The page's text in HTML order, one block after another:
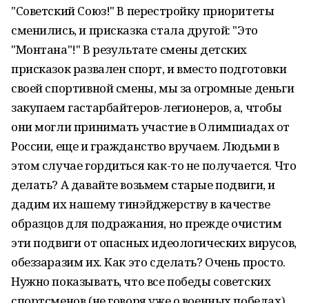
"Советский Союз!" В перестройку приоритеты
сменились, и присказка стала другой: "Это
"Монтана"!" В результате смены детских
присказок развален спорт, и вместо подготовки
своей спортивной смены, мы за огромные деньги
закупаем гастарбайтеров-легионеров, а, чтобы
они могли принимать участие в Олимпиадах от
России, еще и гражданство вручаем. Людьми в
этом случае гордиться как-то не получается. Что
делать? А давайте возьмем старые подвиги, и
дадим их нашему тинэйджерству в качестве
образцов для подражания, но прежде очистим
эти подвиги от опасных идеологических вирусов,
обеззаразим их. Как это сделать? Очень просто.
Нужно показывать, что все победы советских